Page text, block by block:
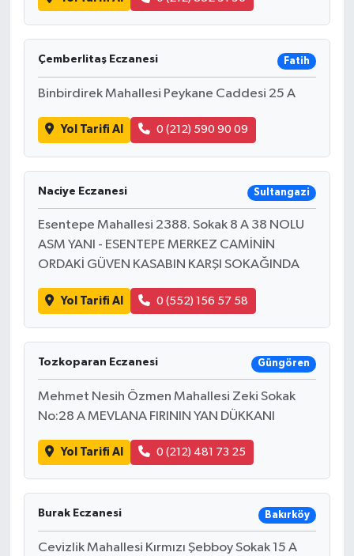
Çemberlitaş Eczanesi Fatih
Binbirdirek Mahallesi Peykane Caddesi 25 A
Yol Tarifi Al 0 (212) 590 90 09
Naciye Eczanesi Sultangazi
Esentepe Mahallesi 2388. Sokak 8 A 38 NOLU
ASM YANI - ESENTEPE MERKEZ CAMİNİN
ORDAKİ GÜVEN KASABIN KARŞI SOKAĞINDA
Yol Tarifi Al 0 (552) 156 57 58
Tozkoparan Eczanesi Güngören
Mehmet Nesih Özmen Mahallesi Zeki Sokak
No:28 A MEVLANA FIRININ YAN DÜKKANI
Yol Tarifi Al 0 (212) 481 73 25
Burak Eczanesi Bakırköy
Cevizlik Mahallesi Kırmızı Şebboy Sokak 15 A